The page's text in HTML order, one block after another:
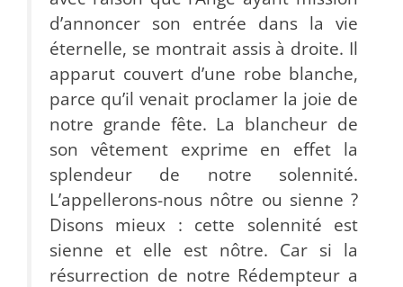
d’annoncer son entrée dans la vie
éternelle, se montrait assis à droite. Il
apparut couvert d’une robe blanche,
parce qu’il venait proclamer la joie de
notre grande fête. La blancheur de
son vêtement exprime en effet la
splendeur de notre solennité.
L’appellerons-nous nôtre ou sienne ?
Disons mieux : cette solennité est
sienne et elle est nôtre. Car si la
résurrection de notre Rédempteur a